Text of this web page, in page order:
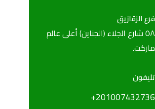
فرع الزقازيق
٥٨ شارع الجلاء (الجناين) أعلى عالم
ماركت.
تليفون
+201007432736